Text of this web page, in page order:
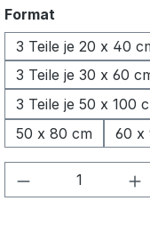
Format
3 Teile je 20 x 40
3 Teile je 30 x 60
3 Teile je 50 x 100
50 x 80 cm
60 x
Produkt